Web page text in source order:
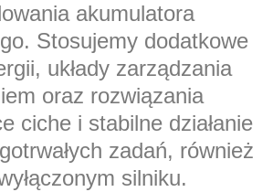
akumulatora
Stosujemy dodatkowe
układy zarządzania
oraz rozwiązania
ciche i stabilne działanie
zadań, również
silniku.